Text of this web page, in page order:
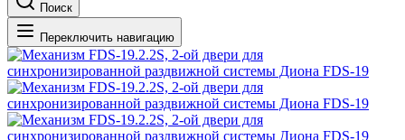
Поиск
Переключить навигацию